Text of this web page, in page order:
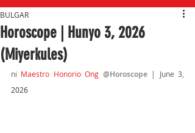
Horoscope | Hunyo 3, 2026
(Miyerkules)
BULGAR
ni Maestro Honorio Ong @Horoscope
2026